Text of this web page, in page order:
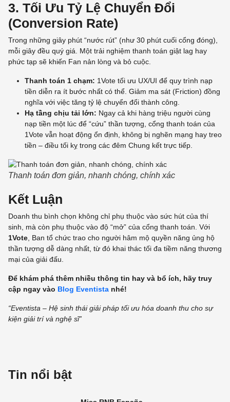
3. Tối Ưu Tỷ Lệ Chuyển Đổi
(Conversion Rate)
Trong những giây phút “nước rút” (như 30 phút cuối cổng đóng),
mỗi giây đều quý giá. Một trải nghiệm thanh toán giật lag hay
phức tạp sẽ khiến Fan nản lòng và bỏ cuộc.
Thanh toán 1 chạm: 1Vote tối ưu UX/UI để quy trình nạp
tiền diễn ra ít bước nhất có thể. Giảm ma sát (Friction) đồng
nghĩa với việc tăng tỷ lệ chuyển đổi thành công.
Hạ tầng chịu tải lớn: Ngay cả khi hàng triệu người cùng
nạp tiền một lúc để “cứu” thần tượng, cổng thanh toán của
1Vote vẫn hoạt động ổn định, không bị nghẽn mạng hay treo
tiền – điều tối kỵ trong các đêm Chung kết trực tiếp.
Thanh toán đơn giản, nhanh chóng, chính xác
Kết Luận
Doanh thu bình chọn không chỉ phụ thuộc vào sức hút của thí
sinh, mà còn phụ thuộc vào độ “mở” của cổng thanh toán. Với
1Vote , Ban tổ chức trao cho người hâm mộ quyền năng ủng hộ
thần tượng dễ dàng nhất, từ đó khai thác tối đa tiềm năng thương
mại của giải đấu.
Để khám phá thêm nhiều thông tin hay và bổ ích, hãy truy
cập ngay vào Blog Eventista nhé!
“Eventista – Hệ sinh thái giải pháp tối ưu hóa doanh thu cho sự
kiện giải trí và nghệ sĩ”
Tin nổi bật